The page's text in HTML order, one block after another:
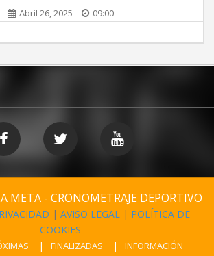
Abril 26, 2025 09:00
META - CRONOMETRAJE DEPORTIVO
| AVISO LEGAL | POLÍTICA DE
COOKIES
FINALIZADAS INFORMACIÓN